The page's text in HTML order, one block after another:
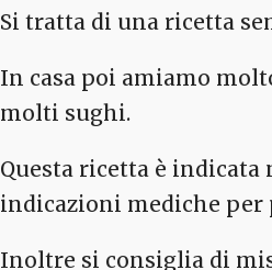
Si tratta di una ricetta
In casa poi amiamo
molti sughi.
Questa ricetta è
indicazioni mediche
Inoltre si consiglia di